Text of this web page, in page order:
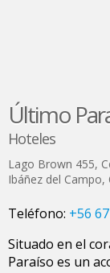
Último
Hoteles
Lago Brown 455,
Ibáñez del Campo,
Teléfono: +56
Situado en el
Paraíso es un